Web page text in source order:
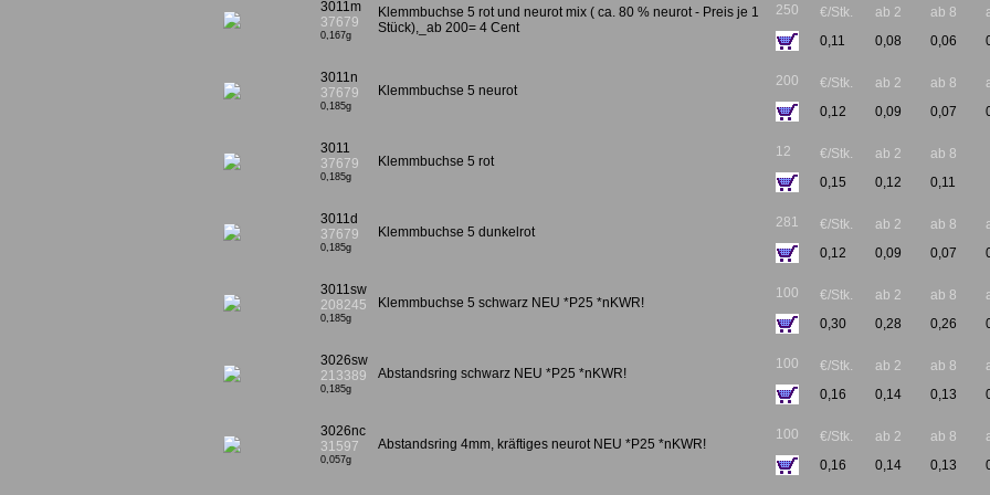
3011m
37679
0,167g
Klemmbuchse 5 rot und neurot mix ( ca. 80 % neurot - Preis je 1
Stück),_ab 200= 4 Cent
250
€/Stk.
0,11
ab 2
0,08
ab 8
0,06
3011n
37679
0,185g
Klemmbuchse 5 neurot
200
€/Stk.
0,12
ab 2
0,09
ab 8
0,07
3011
37679
0,185g
Klemmbuchse 5 rot
12
€/Stk.
0,15
ab 2
0,12
ab 8
0,11
3011d
37679
0,185g
Klemmbuchse 5 dunkelrot
281
€/Stk.
0,12
ab 2
0,09
ab 8
0,07
3011sw
208245
0,185g
Klemmbuchse 5 schwarz NEU *P25 *nKWR!
100
€/Stk.
0,30
ab 2
0,28
ab 8
0,26
3026sw
213389
0,185g
Abstandsring schwarz NEU *P25 *nKWR!
100
€/Stk.
0,16
ab 2
0,14
ab 8
0,13
3026nc
31597
0,057g
Abstandsring 4mm, kräftiges neurot NEU *P25 *nKWR!
100
€/Stk.
0,16
ab 2
0,14
ab 8
0,13